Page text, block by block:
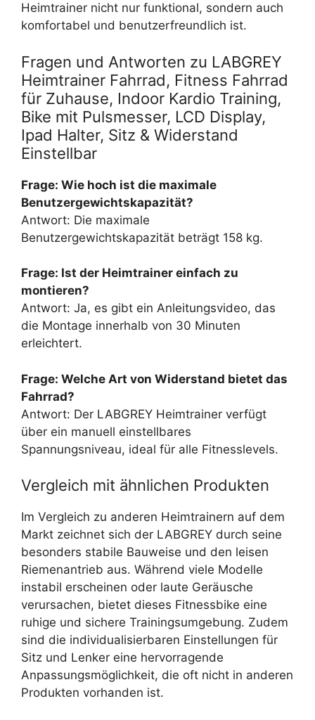
Heimtrainer nicht nur funktional, sondern auch
komfortabel und benutzerfreundlich ist.
Fragen und Antworten zu LABGREY
Heimtrainer Fahrrad, Fitness Fahrrad
für Zuhause, Indoor Kardio Training,
Bike mit Pulsmesser, LCD Display,
Ipad Halter, Sitz & Widerstand
Einstellbar
Frage: Wie hoch ist die maximale
Benutzergewichtskapazität?
Antwort: Die maximale
Benutzergewichtskapazität beträgt 158 kg.
Frage: Ist der Heimtrainer einfach zu
montieren?
Antwort: Ja, es gibt ein Anleitungsvideo, das
die Montage innerhalb von 30 Minuten
erleichtert.
Frage: Welche Art von Widerstand bietet das
Fahrrad?
Antwort: Der LABGREY Heimtrainer verfügt
über ein manuell einstellbares
Spannungsniveau, ideal für alle Fitnesslevels.
Vergleich mit ähnlichen Produkten
Im Vergleich zu anderen Heimtrainern auf dem
Markt zeichnet sich der LABGREY durch seine
besonders stabile Bauweise und den leisen
Riemenantrieb aus. Während viele Modelle
instabil erscheinen oder laute Geräusche
verursachen, bietet dieses Fitnessbike eine
ruhige und sichere Trainingsumgebung. Zudem
sind die individualisierbaren Einstellungen für
Sitz und Lenker eine hervorragende
Anpassungsmöglichkeit, die oft nicht in anderen
Produkten vorhanden ist.